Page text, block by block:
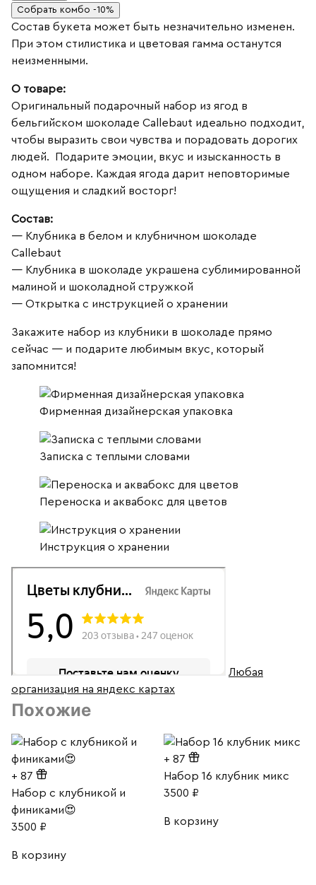
Набор
12
клубник
🍓
Собрать комбо -10%
Состав букета может быть незначительно изменен.
При этом стилистика и цветовая гамма останутся
неизменными.
О товаре:
Оригинальный подарочный набор из ягод в
бельгийском шоколаде Callebaut идеально подходит,
чтобы выразить свои чувства и порадовать дорогих
людей. Подарите эмоции, вкус и изысканность в
одном наборе. Каждая ягода дарит неповторимые
ощущения и сладкий восторг!
Состав:
— Клубника в белом и клубничном шоколаде
Callebaut
— Клубника в шоколаде украшена сублимированной
малиной и шоколадной стружкой
— Открытка с инструкцией о хранении
Закажите набор из клубники в шоколаде прямо
сейчас — и подарите любимым вкус, который
запомнится!
Фирменная дизайнерская упаковка
Записка с теплыми словами
Переноска и аквабокс для цветов
Инструкция о хранении
Любая
организация на яндекс картах
Похожие
+ 87
Набор с клубникой и
финиками😍
3500 ₽
В корзину
+ 87
Набор 16 клубник микс
3500 ₽
В корзину